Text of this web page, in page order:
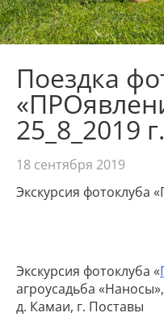
Поездка
25_8_2019 г.
18 сентября 2019
Экскурсия фотоклуба
Экскурсия фотоклуба «
агроусадьба
д. Камаи, г. Поставы